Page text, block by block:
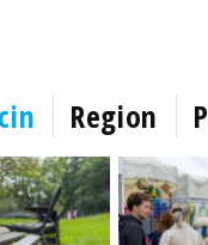
Region